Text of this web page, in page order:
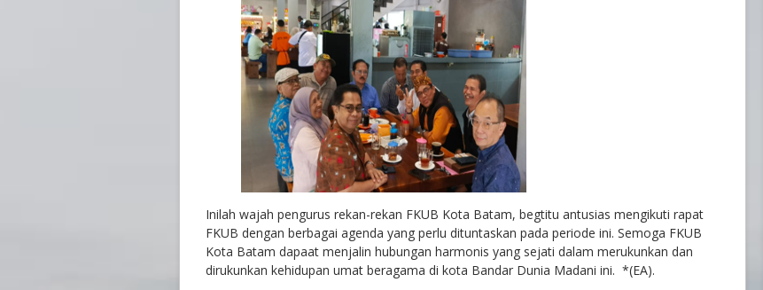
Inilah wajah pengurus rekan-rekan FKUB Kota Batam, begtitu antusias mengikuti rapat
FKUB dengan berbagai agenda yang perlu dituntaskan pada periode ini. Semoga FKUB
Kota Batam dapaat menjalin hubungan harmonis yang sejati dalam merukunkan dan
dirukunkan kehidupan umat beragama di kota Bandar Dunia Madani ini. *(EA).